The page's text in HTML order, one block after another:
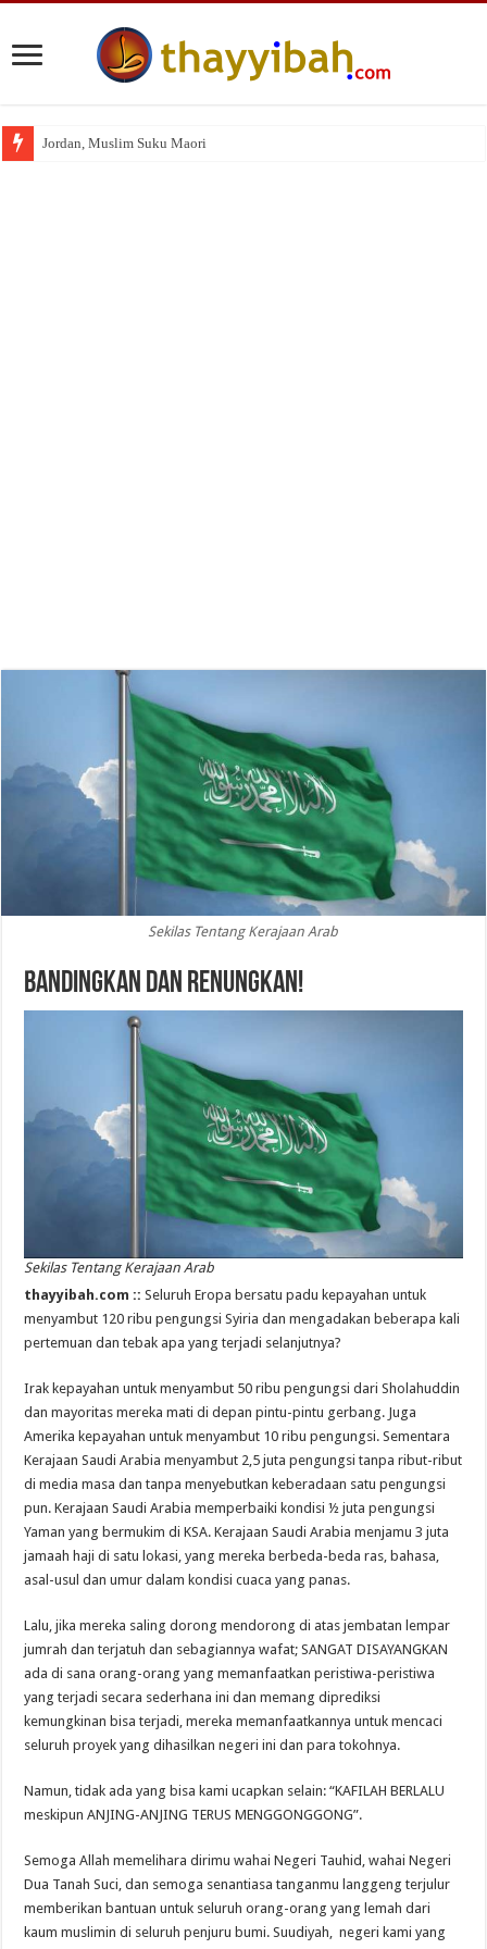
Jordan, Muslim Suku Maori
Sekilas Tentang Kerajaan Arab
Bandingkan dan Renungkan!
Sekilas Tentang Kerajaan Arab
thayyibah.com ::Seluruh Eropa bersatu padu kepayahan untuk
menyambut 120 ribu pengungsi Syiria dan mengadakan beberapa kali
pertemuan dan tebak apa yang terjadi selanjutnya?
Irak kepayahan untuk menyambut 50 ribu pengungsi dari Sholahuddin
dan mayoritas mereka mati di depan pintu-pintu gerbang. Juga
Amerika kepayahan untuk menyambut 10 ribu pengungsi. Sementara
Kerajaan Saudi Arabia menyambut 2,5 juta pengungsi tanpa ribut-ribut
di media masa dan tanpa menyebutkan keberadaan satu pengungsi
pun. Kerajaan Saudi Arabia memperbaiki kondisi ½ juta pengungsi
Yaman yang bermukim di KSA. Kerajaan Saudi Arabia menjamu 3 juta
jamaah haji di satu lokasi, yang mereka berbeda-beda ras, bahasa,
asal-usul dan umur dalam kondisi cuaca yang panas.
Lalu, jika mereka saling dorong mendorong di atas jembatan lempar
jumrah dan terjatuh dan sebagiannya wafat; SANGAT DISAYANGKAN
ada di sana orang-orang yang memanfaatkan peristiwa-peristiwa
yang terjadi secara sederhana ini dan memang diprediksi
kemungkinan bisa terjadi, mereka memanfaatkannya untuk mencaci
seluruh proyek yang dihasilkan negeri ini dan para tokohnya.
Namun, tidak ada yang bisa kami ucapkan selain: “KAFILAH BERLALU
meskipun ANJING-ANJING TERUS MENGGONGGONG”.
Semoga Allah memelihara dirimu wahai Negeri Tauhid, wahai Negeri
Dua Tanah Suci, dan semoga senantiasa tanganmu langgeng terjulur
memberikan bantuan untuk seluruh orang-orang yang lemah dari
kaum muslimin di seluruh penjuru bumi. Suudiyah, negeri kami yang